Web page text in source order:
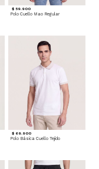
$ 59.900
Polo Cuello Mao Regular
$ 69.900
Polo Básica Cuello Tejido